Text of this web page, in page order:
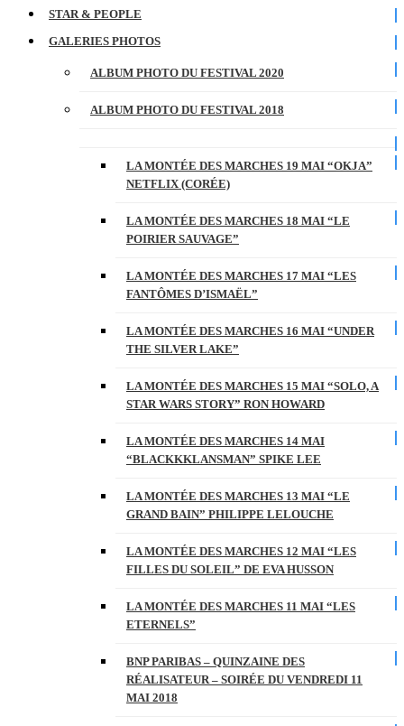
STAR & PEOPLE
GALERIES PHOTOS
ALBUM PHOTO DU FESTIVAL 2020
ALBUM PHOTO DU FESTIVAL 2018
LA MONTÉE DES MARCHES 19 MAI “OKJA”
NETFLIX (CORÉE)
LA MONTÉE DES MARCHES 18 MAI “LE
POIRIER SAUVAGE”
LA MONTÉE DES MARCHES 17 MAI “LES
FANTÔMES D’ISMAËL”
LA MONTÉE DES MARCHES 16 MAI “UNDER
THE SILVER LAKE”
LA MONTÉE DES MARCHES 15 MAI “SOLO, A
STAR WARS STORY” RON HOWARD
LA MONTÉE DES MARCHES 14 MAI
“BLACKKKLANSMAN” SPIKE LEE
LA MONTÉE DES MARCHES 13 MAI “LE
GRAND BAIN” PHILIPPE LELOUCHE
LA MONTÉE DES MARCHES 12 MAI “LES
FILLES DU SOLEIL” DE EVA HUSSON
LA MONTÉE DES MARCHES 11 MAI “LES
ETERNELS”
BNP PARIBAS – QUINZAINE DES
RÉALISATEUR – SOIRÉE DU VENDREDI 11
MAI 2018